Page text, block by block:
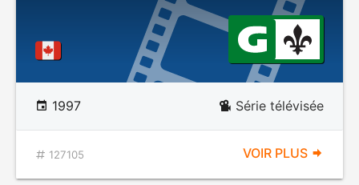
1997 Série télévisée
127105 VOIR PLUS